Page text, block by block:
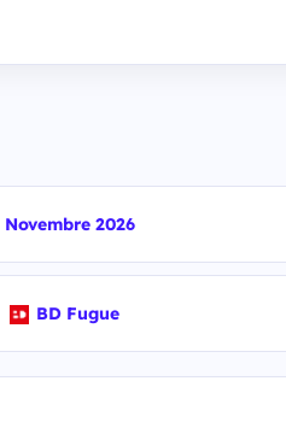
Novembre 2026
BD Fugue